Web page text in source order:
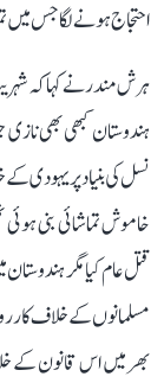
احتجاج ہونے لگا جس
ہرش مندر نے کہا کہ
ہندوستان کبھی بھی
نسل کی بنیاد پر
خاموش تماشائی بنی
قتل عام کیا مگر
مسلمانوں کے خلاف
بھر میں اس قانون کے